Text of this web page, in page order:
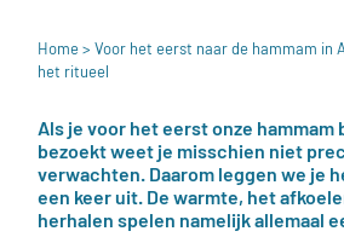
Home> Voor het eerst naar de hammam in
het ritueel
Als je voor het eerst onze hammam
bezoekt weet je misschien niet
verwachten. Daarom leggen we je
een keer uit. De warmte, het
herhalen spelen namelijk allemaal